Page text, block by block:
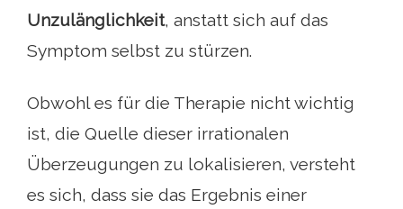
Unzulänglichkeit, anstatt sich auf das
Symptom selbst zu stürzen.
Obwohl es für die Therapie nicht wichtig
ist, die Quelle dieser irrationalen
Überzeugungen zu lokalisieren, versteht
es sich, dass sie das Ergebnis einer